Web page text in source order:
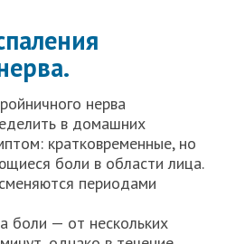
нерва
в домашних
кратковременные, но
боли в области лица.
периодами
боли — от нескольких